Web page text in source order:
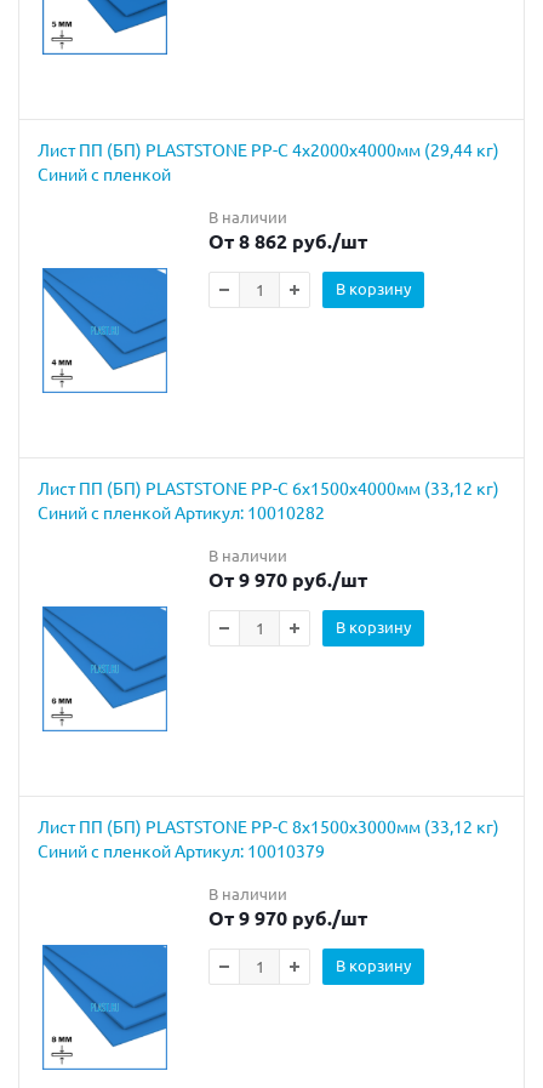
Лист ПП (БП) PLASTSTONE PP-C 4х2000х4000мм (29,44 кг)
Синий с пленкой
В наличии
От 8 862 руб./шт
В корзину
Лист ПП (БП) PLASTSTONE PP-C 6х1500х4000мм (33,12 кг)
Синий с пленкой Артикул: 10010282
В наличии
От 9 970 руб./шт
В корзину
Лист ПП (БП) PLASTSTONE PP-C 8х1500х3000мм (33,12 кг)
Синий с пленкой Артикул: 10010379
В наличии
От 9 970 руб./шт
В корзину